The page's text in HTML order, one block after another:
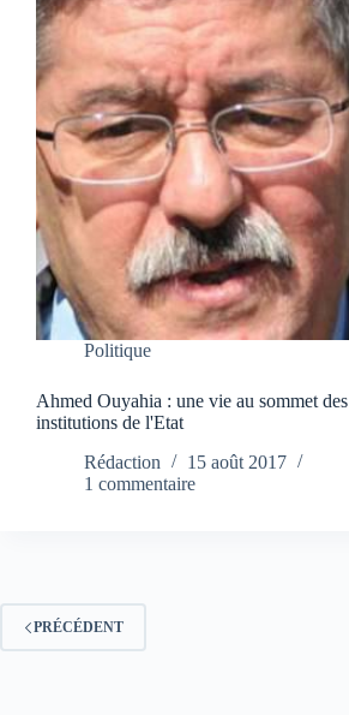
Politique
Ahmed Ouyahia : une vie au sommet des
institutions de l'Etat
Rédaction
15 août 2017
1 commentaire
PRÉCÉDENT